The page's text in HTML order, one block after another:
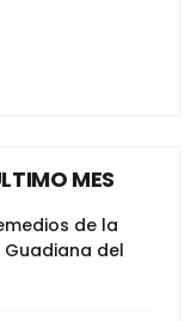
MES
de la
del